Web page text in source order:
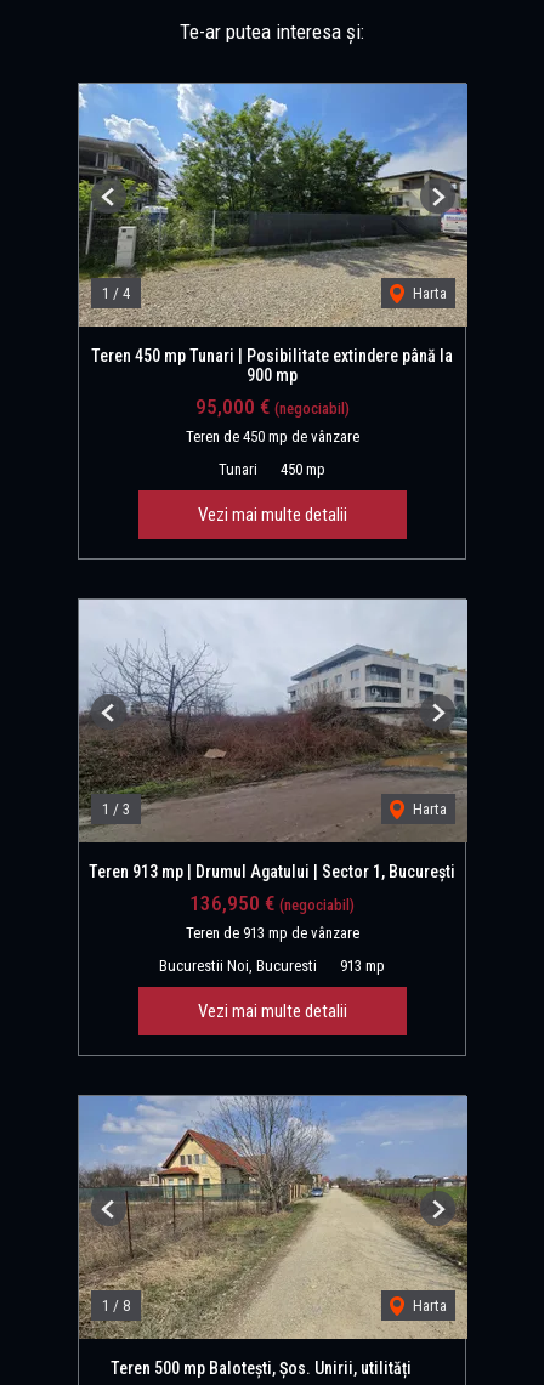
Te-ar putea interesa și:
1 / 4 Harta
Previous Next
Teren 450 mp Tunari | Posibilitate extindere până la
900 mp
95,000 € (negociabil)
Teren de 450 mp de vânzare
Tunari
450 mp
Vezi mai multe detalii
1 / 3 Harta
Previous Next
Teren 913 mp | Drumul Agatului | Sector 1, București
136,950 € (negociabil)
Teren de 913 mp de vânzare
Bucurestii Noi, Bucuresti
913 mp
Vezi mai multe detalii
1 / 8 Harta
Previous Next
Teren 500 mp Balotești, Șos. Unirii, utilități